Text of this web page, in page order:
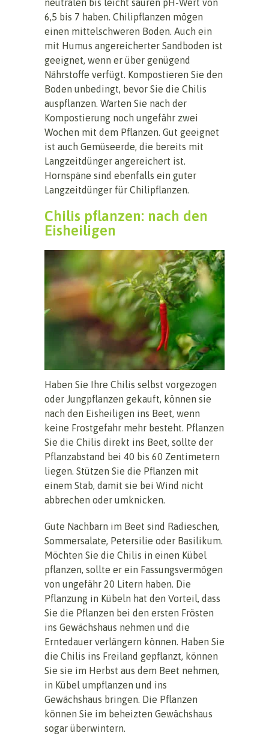
neutralen bis leicht sauren pH-Wert von
6,5 bis 7 haben. Chilipflanzen mögen
einen mittelschweren Boden. Auch ein
mit Humus angereicherter Sandboden ist
geeignet, wenn er über genügend
Nährstoffe verfügt. Kompostieren Sie den
Boden unbedingt, bevor Sie die Chilis
auspflanzen. Warten Sie nach der
Kompostierung noch ungefähr zwei
Wochen mit dem Pflanzen. Gut geeignet
ist auch Gemüseerde, die bereits mit
Langzeitdünger angereichert ist.
Hornspäne sind ebenfalls ein guter
Langzeitdünger für Chilipflanzen.
Chilis pflanzen: nach den
Eisheiligen
Haben Sie Ihre Chilis selbst vorgezogen
oder Jungpflanzen gekauft, können sie
nach den Eisheiligen ins Beet, wenn
keine Frostgefahr mehr besteht. Pflanzen
Sie die Chilis direkt ins Beet, sollte der
Pflanzabstand bei 40 bis 60 Zentimetern
liegen. Stützen Sie die Pflanzen mit
einem Stab, damit sie bei Wind nicht
abbrechen oder umknicken.
Gute Nachbarn im Beet sind Radieschen,
Sommersalate, Petersilie oder Basilikum.
Möchten Sie die Chilis in einen Kübel
pflanzen, sollte er ein Fassungsvermögen
von ungefähr 20 Litern haben. Die
Pflanzung in Kübeln hat den Vorteil, dass
Sie die Pflanzen bei den ersten Frösten
ins Gewächshaus nehmen und die
Erntedauer verlängern können. Haben Sie
die Chilis ins Freiland gepflanzt, können
Sie sie im Herbst aus dem Beet nehmen,
in Kübel umpflanzen und ins
Gewächshaus bringen. Die Pflanzen
können Sie im beheizten Gewächshaus
sogar überwintern.